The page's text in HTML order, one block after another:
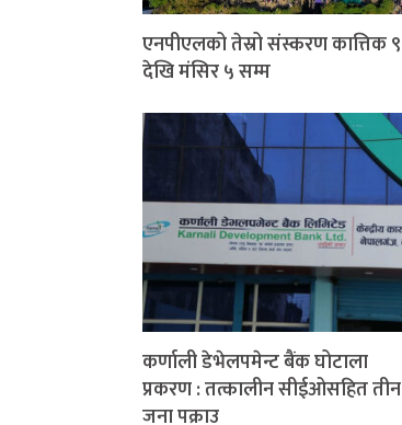
एनपीएलको तेस्रो संस्करण कात्तिक ९
देखि मंसिर ५ सम्म
कर्णाली डेभेलपमेन्ट बैंक घोटाला
प्रकरण : तत्कालीन सीईओसहित तीन
जना पक्राउ